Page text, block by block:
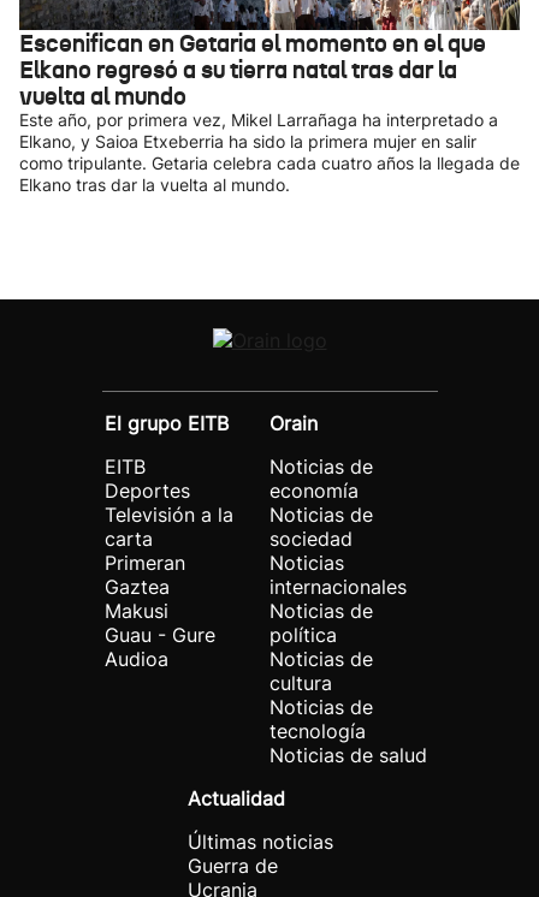
Escenifican en Getaria el momento en el que
Elkano regresó a su tierra natal tras dar la
vuelta al mundo
Este año, por primera vez, Mikel Larrañaga ha interpretado a
Elkano, y Saioa Etxeberria ha sido la primera mujer en salir
como tripulante. Getaria celebra cada cuatro años la llegada de
Elkano tras dar la vuelta al mundo.
El grupo EITB
EITB
Deportes
Televisión a la
carta
Primeran
Gaztea
Makusi
Guau - Gure
Audioa
Orain
Noticias de
economía
Noticias de
sociedad
Noticias
internacionales
Noticias de
política
Noticias de
cultura
Noticias de
tecnología
Noticias de salud
Actualidad
Últimas noticias
Guerra de
Ucrania